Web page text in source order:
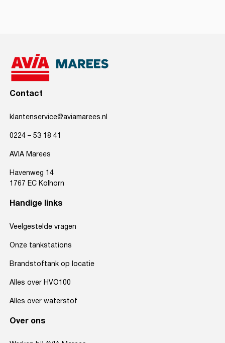
Contact
klantenservice@aviamarees.nl
0224 – 53 18 41
AVIA Marees
Havenweg 14
1767 EC Kolhorn
Handige links
Veelgestelde vragen
Onze tankstations
Brandstoftank op locatie
Alles over HVO100
Alles over waterstof
Over ons